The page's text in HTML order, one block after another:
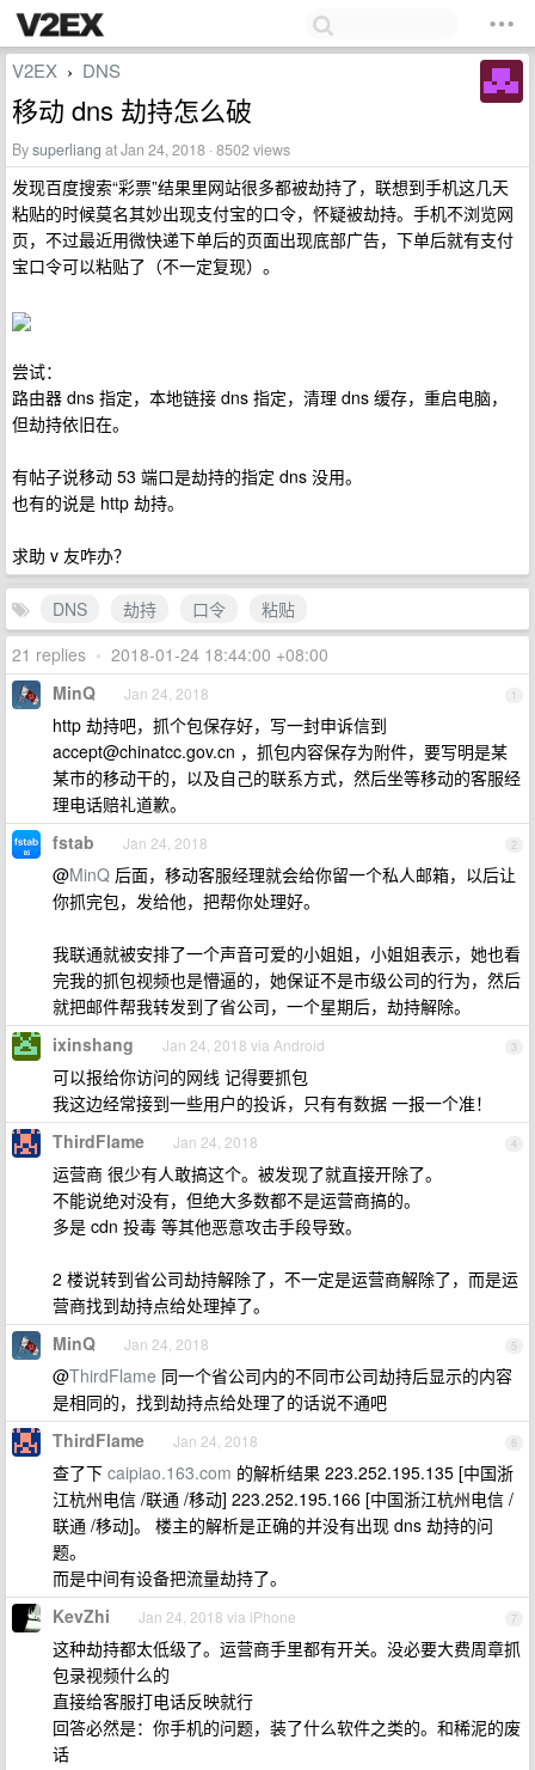
V2EX › DNS
移动 dns 劫持怎么破
Bysuperliang at Jan 24, 2018 · 8502 views
发现百度搜索“彩票”结果里网站很多都被劫持了，联想到手机这几天
粘贴的时候莫名其妙出现支付宝的口令，怀疑被劫持。手机不浏览网
页，不过最近用微快递下单后的页面出现底部广告，下单后就有支付
宝口令可以粘贴了（不一定复现）。
尝试：
路由器 dns 指定，本地链接 dns 指定，清理 dns 缓存，重启电脑，
但劫持依旧在。
有帖子说移动 53 端口是劫持的指定 dns 没用。
也有的说是 http 劫持。
求助 v 友咋办？
DNS 劫持 口令
粘贴
21 replies • 2018-01-24 18:44:00 +08:00
1
MinQ Jan 24, 2018
http 劫持吧，抓个包保存好，写一封申诉信到
accept@chinatcc.gov.cn ，抓包内容保存为附件，要写明是某
某市的移动干的，以及自己的联系方式，然后坐等移动的客服经
理电话赔礼道歉。
2
fstab Jan 24, 2018
@MinQ 后面，移动客服经理就会给你留一个私人邮箱，以后让
你抓完包，发给他，把帮你处理好。
我联通就被安排了一个声音可爱的小姐姐，小姐姐表示，她也看
完我的抓包视频也是懵逼的，她保证不是市级公司的行为，然后
就把邮件帮我转发到了省公司，一个星期后，劫持解除。
3
ixinshang Jan 24, 2018 via Android
可以报给你访问的网线 记得要抓包
我这边经常接到一些用户的投诉，只有有数据 一报一个准！
4
ThirdFlame Jan 24, 2018
运营商 很少有人敢搞这个。被发现了就直接开除了。
不能说绝对没有，但绝大多数都不是运营商搞的。
多是 cdn 投毒 等其他恶意攻击手段导致。
2 楼说转到省公司劫持解除了，不一定是运营商解除了，而是运
营商找到劫持点给处理掉了。
5
MinQ Jan 24, 2018
@ThirdFlame 同一个省公司内的不同市公司劫持后显示的内容
是相同的，找到劫持点给处理了的话说不通吧
6
ThirdFlame Jan 24, 2018
查了下 caipiao.163.com 的解析结果 223.252.195.135 [中国浙
江杭州电信 /联通 /移动] 223.252.195.166 [中国浙江杭州电信 /
联通 /移动]。 楼主的解析是正确的并没有出现 dns 劫持的问
题。
而是中间有设备把流量劫持了。
7
KevZhi Jan 24, 2018 via iPhone
这种劫持都太低级了。运营商手里都有开关。没必要大费周章抓
包录视频什么的
直接给客服打电话反映就行
回答必然是：你手机的问题，装了什么软件之类的。和稀泥的废
话